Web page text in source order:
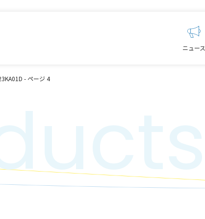
ニュース
- ページ 4